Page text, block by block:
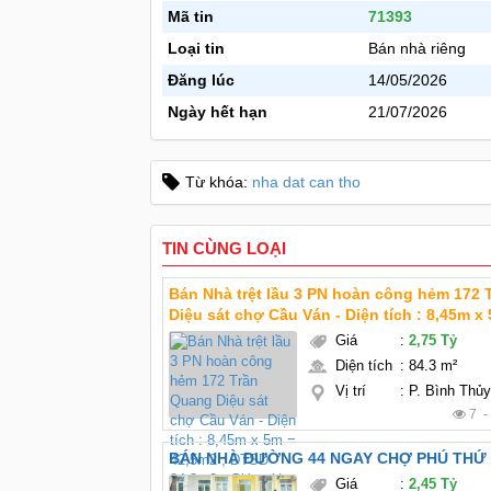
Mã tin
71393
Loại tin
Bán nhà riêng
Đăng lúc
14/05/2026
Ngày hết hạn
21/07/2026
Từ khóa: nha dat can tho
TIN CÙNG LOẠI
Bán Nhà trệt lầu 3 PN hoàn công hẻm 172
Diệu sát chợ Cầu Ván - Diện tích : 8,45m x 5m =
42,5m2 , DTSD 84,3m2 - Giá mới : 2 Tỷ 750 triệu TL
chính chủ - Kết cấu : nhà trệt lầu 3 phòng
Giá :2,75 Tỷ
Diện tích :84.3 m²
Vị trí
: P. Bình
7
BÁN NHÀ ĐƯỜNG 44 NGAY CHỢ
Giá :2,45 Tỷ